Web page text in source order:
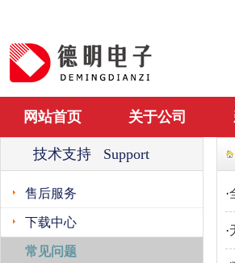
网站首页 关于公司
技术支持 Support
售后服务
下载中心
常见问题
·
·